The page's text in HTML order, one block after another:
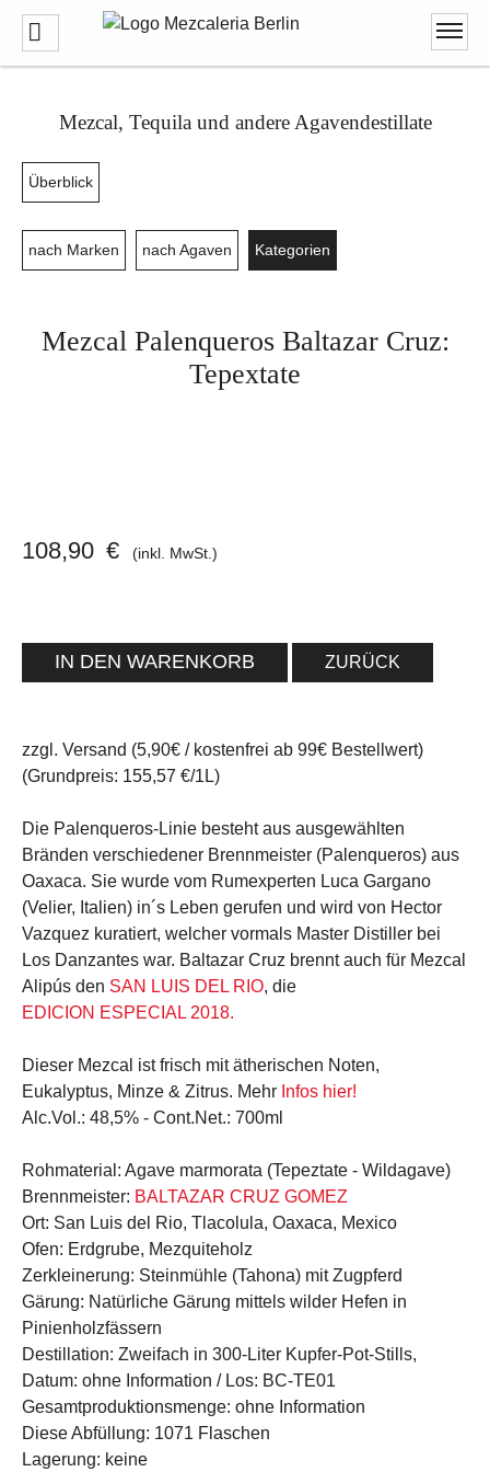
Mezcal, Tequila und andere Agavendestillate
Überblick
nach Marken nach Agaven Kategorien
Mezcal Palenqueros Baltazar Cruz:
Tepextate
108,90 € (inkl. MwSt.)
ZURÜCK
zzgl. Versand (5,90€ / kostenfrei ab 99€ Bestellwert)
(Grundpreis: 155,57 €/1L)
Die Palenqueros-Linie besteht aus ausgewählten
Bränden verschiedener Brennmeister (Palenqueros) aus
Oaxaca. Sie wurde vom Rumexperten Luca Gargano
(Velier, Italien) in´s Leben gerufen und wird von Hector
Vazquez kuratiert, welcher vormals Master Distiller bei
Los Danzantes war. Baltazar Cruz brennt auch für Mezcal
Alipús den SAN LUIS DEL RIO, die
EDICION ESPECIAL 2018.
Dieser Mezcal ist frisch mit ätherischen Noten,
Eukalyptus, Minze & Zitrus. Mehr Infos hier!
Alc.Vol.: 48,5% - Cont.Net.: 700ml
Rohmaterial: Agave marmorata (Tepeztate - Wildagave)
Brennmeister: BALTAZAR CRUZ GOMEZ
Ort: San Luis del Rio, Tlacolula, Oaxaca, Mexico
Ofen: Erdgrube, Mezquiteholz
Zerkleinerung: Steinmühle (Tahona) mit Zugpferd
Gärung: Natürliche Gärung mittels wilder Hefen in
Pinienholzfässern
Destillation: Zweifach in 300-Liter Kupfer-Pot-Stills,
Datum: ohne Information / Los: BC-TE01
Gesamtproduktionsmenge: ohne Information
Diese Abfüllung: 1071 Flaschen
Lagerung: keine